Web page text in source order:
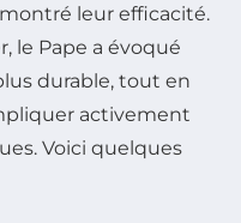
leur efficacité.
le Pape a évoqué
durable, tout en
activement
Voici quelques